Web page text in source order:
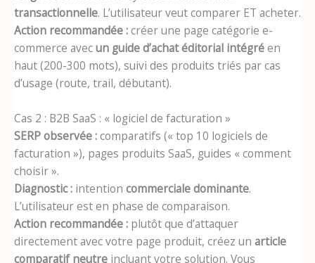
transactionnelle. L’utilisateur veut comparer ET acheter.
Action recommandée :créer une page catégorie e-
commerce avecun guide d’achat éditorial intégréen
haut (200-300 mots), suivi des produits triés par cas
d’usage (route, trail, débutant).
Cas 2 : B2B SaaS : « logiciel de facturation »
SERP observée :comparatifs (« top 10 logiciels de
facturation »), pages produits SaaS, guides « comment
choisir ».
Diagnostic : intention commerciale dominante.
L’utilisateur est en phase de comparaison.
Action recommandée : plutôt que d’attaquer
directement avec votre page produit, créez un article
comparatif neutre incluant votre solution. Vous